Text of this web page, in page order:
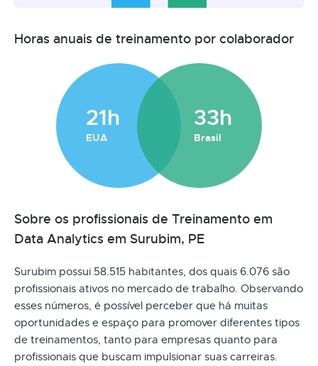
Horas anuais de treinamento por colaborador
21h
EUA
33h
Brasil
Sobre os profissionais de Treinamento em
Data Analytics em Surubim, PE
Surubim possui 58.515 habitantes, dos quais 6.076 são
profissionais ativos no mercado de trabalho. Observando
esses números, é possível perceber que há muitas
oportunidades e espaço para promover diferentes tipos
de treinamentos, tanto para empresas quanto para
profissionais que buscam impulsionar suas carreiras.